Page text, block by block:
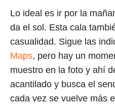
Lo ideal es ir por la
da el sol. Esta cala
casualidad. Sigue las
Maps, pero hay un
muestro en la foto y ahí
acantilado y busca el
cada vez se vuelve más